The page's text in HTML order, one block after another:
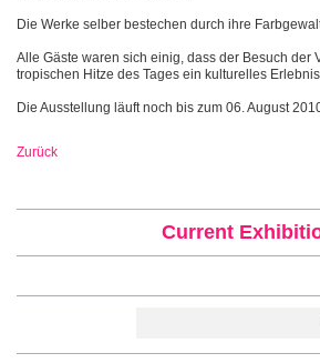
Die Werke selber bestechen durch ihre
Alle Gäste waren sich einig, dass der Besuch der
tropischen Hitze des Tages ein kulturelles
Die Ausstellung läuft noch bis zum 06. August
Zurück
Current